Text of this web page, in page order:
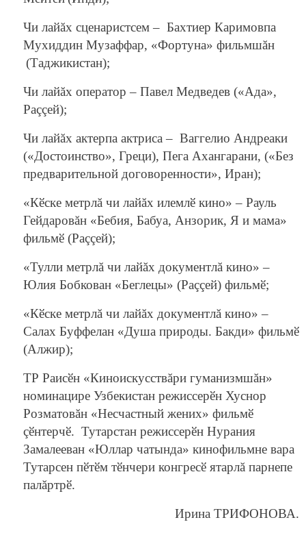
Чи лайăх сценаристсем – Бахтиер Каримовпа
Мухиддин Музаффар, «Фортуна» фильмшăн
(Таджикистан);
Чи лайăх оператор – Павел Медведев («Ада»,
Раççей);
Чи лайăх актерпа актриса – Ваггелио Андреаки
(«Достоинство», Греци), Пега Ахангарани, («Без
предварительной договоренности», Иран);
«Кӗске метрлă чи лайăх илемлӗ кино» – Рауль
Гейдаровăн «Бебия, Бабуа, Анзорик, Я и мама»
фильмӗ (Раççей);
«Тулли метрлă чи лайăх документлă кино» –
Юлия Бобкован «Беглецы» (Раççей) фильмӗ;
«Кӗске метрлă чи лайăх документлă кино» –
Салах Буффелан «Душа природы. Бакди» фильмӗ
(Алжир);
ТР Раисӗн «Киноискусствăри гуманизмшăн»
номинацире Узбекистан режиссерӗн Хуснор
Розматовăн «Несчастный жених» фильмӗ
çӗнтерчӗ. Тутарстан режиссерӗн Нурания
Замалееван «Юллар чатында» кинофильмне вара
Тутарсен пӗтӗм тӗнчери конгресӗ ятарлă парнепе
палăртрӗ.
Ирина ТРИФОНОВА.